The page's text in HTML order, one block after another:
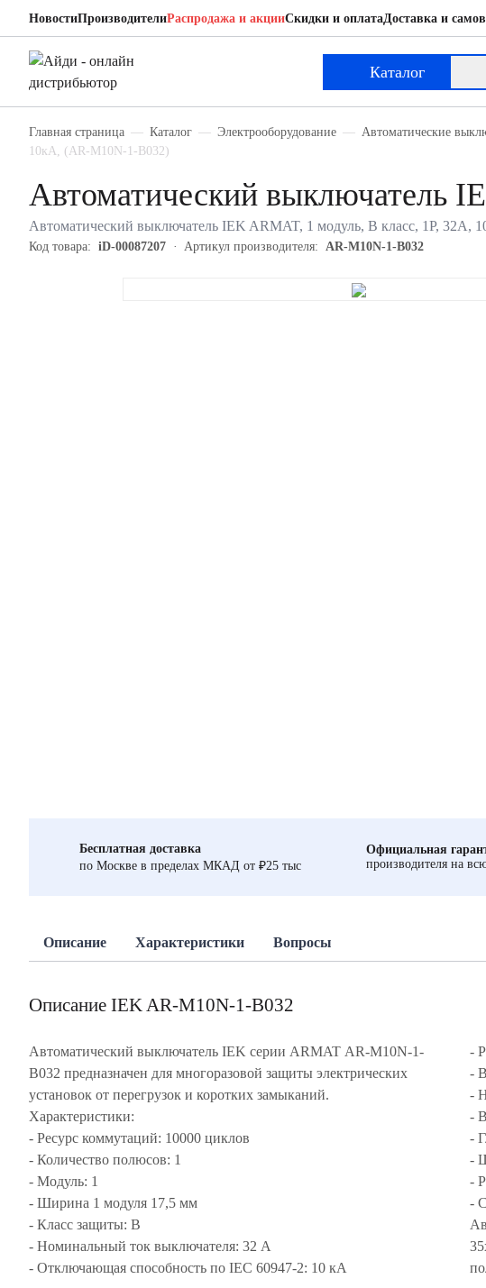
НовостиПроизводителиРаспродажа и акцииСкидки и оплатаДоставка и
Каталог
Главная страница Каталог Электрооборудование Автоматические
10кА, (AR-M10N-1-B032)
Автоматический выключатель
Автоматический выключатель IEK ARMAT, 1 модуль, B класс, 1P, 32А,
Код товара: iD-00087207 Артикул производителя: AR-M10N-1-B032
Бесплатная доставка
по Москве в пределах МКАД от ₽25 тыс
Официальная
производителя на
Описание Характеристики Вопросы
Описание IEK AR-M10N-1-B032
Автоматический выключатель IEK серии ARMAT AR-M10N-1-
B032 предназначен для многоразовой защиты электрических
установок от перегрузок и коротких замыканий.
Характеристики:
- Ресурс коммутаций: 10000 циклов
- Количество полюсов: 1
- Модуль: 1
- Ширина 1 модуля 17,5 мм
- Класс защиты: В
- Номинальный ток выключателя: 32 А
- Отключающая способность по IEC 60947-2: 10 кА
-
-
-
-
-
-
-
-
IEK AR-M10N-1-B032
Автоматический выключатель